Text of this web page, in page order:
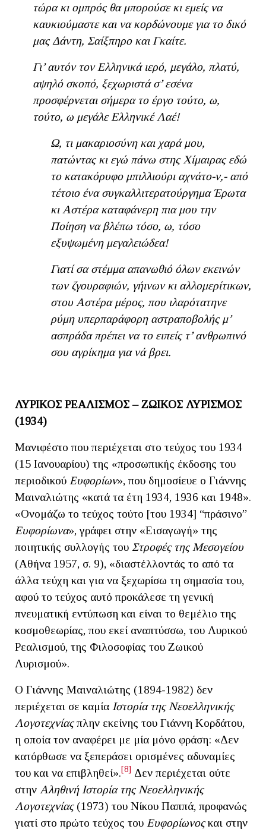
τώρα κι ομπρός θα μπορούσε κι εμείς να
καυκιούμαστε και να κορδώνουμε για το δικό
μας Δάντη, Σαίξπηρο και Γκαίτε.
Γι’ αυτόν τον Ελληνικά ιερό, μεγάλο, πλατύ,
αψηλό σκοπό, ξεχωριστά σ’ εσένα
προσφέρνεται σήμερα το έργο τούτο, ω,
τούτο, ω μεγάλε Ελληνικέ Λαέ!
Ω, τι μακαριοσύνη και χαρά μου,
πατώντας κι εγώ πάνω στης Χίμαιρας εδώ
το κατακόρυφο μπιλλιούρι αχνάτο-ν,- από
τέτοιο ένα συγκαλλιτερατούργημα Έρωτα
κι Αστέρα καταφάνερη πια μου την
Ποίηση να βλέπω τόσο, ω, τόσο
εξυψωμένη μεγαλειώδεα!
Γιατί σα στέμμα απανωθιό όλων εκεινών
των ζγουραφιών, γήινων κι αλλομερίτικων,
στου Αστέρα μέρος, που ιλαρότατηνε
ρύμη υπερπαράφορη αστραποβολής μ’
ασπράδα πρέπει να το ειπείς τ’ ανθρωπινό
σου αγρίκημα για νά βρει.
ΛΥΡΙΚΟΣ ΡΕΑΛΙΣΜΟΣ – ΖΩΙΚΟΣ ΛΥΡΙΣΜΟΣ
(1934)
Μανιφέστο που περιέχεται στο τεύχος του 1934
(15 Ιανουαρίου) της «προσωπικής έκδοσης του
περιοδικού Ευφορίων», που δημοσίευε ο Γιάννης
Μαιναλιώτης «κατά τα έτη 1934, 1936 και 1948».
«Ονομάζω το τεύχος τούτο [του 1934] “πράσινο”
Ευφορίωνα», γράφει στην «Εισαγωγή» της
ποιητικής συλλογής του Στροφές της Μεσογείου
(Αθήνα 1957, σ. 9), «διαστέλλοντάς το από τα
άλλα τεύχη και για να ξεχωρίσω τη σημασία του,
αφού το τεύχος αυτό προκάλεσε τη γενική
πνευματική εντύπωση και είναι το θεμέλιο της
κοσμοθεωρίας, που εκεί αναπτύσσω, του Λυρικού
Ρεαλισμού, της Φιλοσοφίας του Ζωικού
Λυρισμού».
Ο Γιάννης Μαιναλιώτης (1894-1982) δεν
περιέχεται σε καμία Ιστορία της Νεοελληνικής
Λογοτεχνίαςπλην εκείνης του Γιάννη Κορδάτου,
η οποία τον αναφέρει με μία μόνο φράση: «Δεν
κατόρθωσε να ξεπεράσει ορισμένες αδυναμίες
του και να επιβληθεί».[8] Δεν περιέχεται ούτε
στην Αληθινή Ιστορία της Νεοελληνικής
Λογοτεχνίας(1973) του Νίκου Παππά, προφανώς
γιατί στο πρώτο τεύχος του Ευφορίωνοςκαι στην